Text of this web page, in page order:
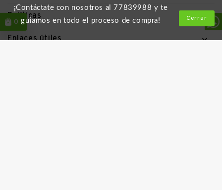
0
¡Contáctate con nosotros al 77839988 y te
guiamos en todo el proceso de compra!
Cerrar
Políticas 
Enlaces útiles 